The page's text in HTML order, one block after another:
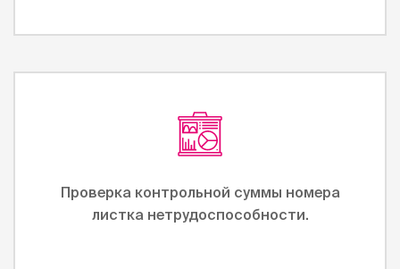
Проверка контрольной суммы номера
листка нетрудоспособности.